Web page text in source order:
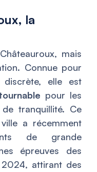
la
mais
Connue pour
elle est
pour les
tranquillité. Ce
a récemment
de grande
épreuves des
attirant des